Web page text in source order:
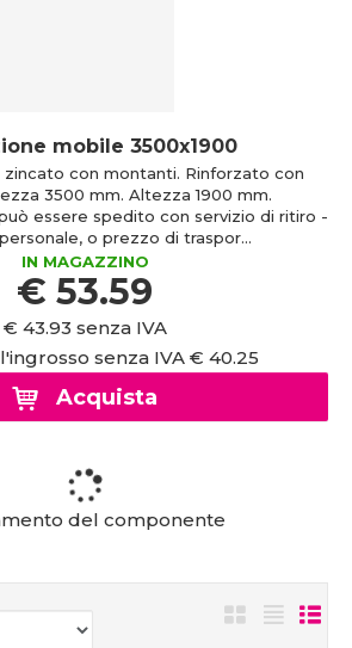
mobile 3500x1900
zincato con montanti. Rinforzato con
3500 mm. Altezza 1900 mm.
essere spedito con servizio di ritiro -
o prezzo di traspor...
IN MAGAZZINO
€ 53.59
€ 43.93 senza IVA
senza IVA € 40.25
Acquista
del componente